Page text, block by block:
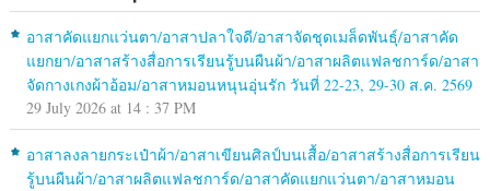
อาสาคัดแยกแว่นตา/อาสาปลาใจดี/อาสาจัดชุดเมล็ดพันธุ์/อาสาคัด
แยกยา/อาสาสร้างสื่อการเรียนรู้บนผืนผ้า/อาสาผลิตแฟลชการ์ด/อาสา
จัดกางเกงผ้าอ้อม/อาสาหมอนหนุนอุ่นรัก วันที่ 22-23, 29-30 ส.ค. 2569
29 July 2026 at 14 : 37 PM
อาสาลงลายกระเป๋าผ้า/อาสาเขียนศิลป์บนเสื้อ/อาสาสร้างสื่อการเรียน
รู้บนผืนผ้า/อาสาผลิตแฟลชการ์ด/อาสาคัดแยกแว่นตา/อาสาหมอน